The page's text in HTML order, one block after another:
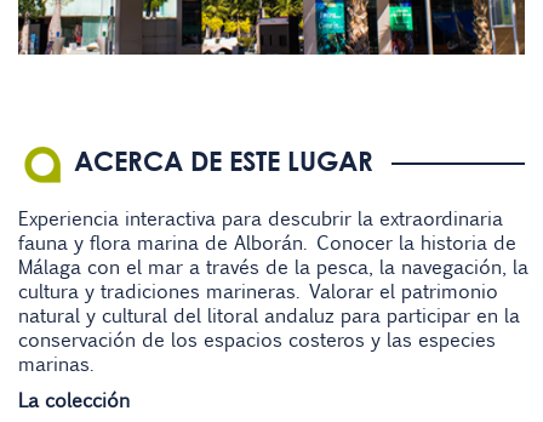
ACERCA DE ESTE LUGAR
Experiencia interactiva para descubrir la extraordinaria
fauna y flora marina de Alborán. Conocer la historia de
Málaga con el mar a través de la pesca, la navegación, la
cultura y tradiciones marineras. Valorar el patrimonio
natural y cultural del litoral andaluz para participar en la
conservación de los espacios costeros y las especies
marinas.
La colección